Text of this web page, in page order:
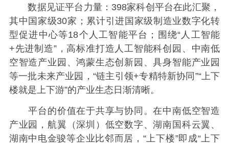
数据见证平台力量：398家科创平台在此汇聚，
其中国家级30家；累计引进国家级制造业数字化转
型促进中心等18个人工智能平台；围绕“人工智能
+先进制造”，高标准打造人工智能科创园、中南低
空智造产业园、鸿蒙生态创新园、具身智能产业园
等一批未来产业园，“链主引领+专精特新协同”“上下
楼就是上下游”的产业生态日渐清晰。
平台的价值在于共享与协同。在中南低空智造
产业园，航翼（深圳）低空数字、湖南国科云翼、
湖南中电金骏等企业比邻而居，“上下楼”即成“上下